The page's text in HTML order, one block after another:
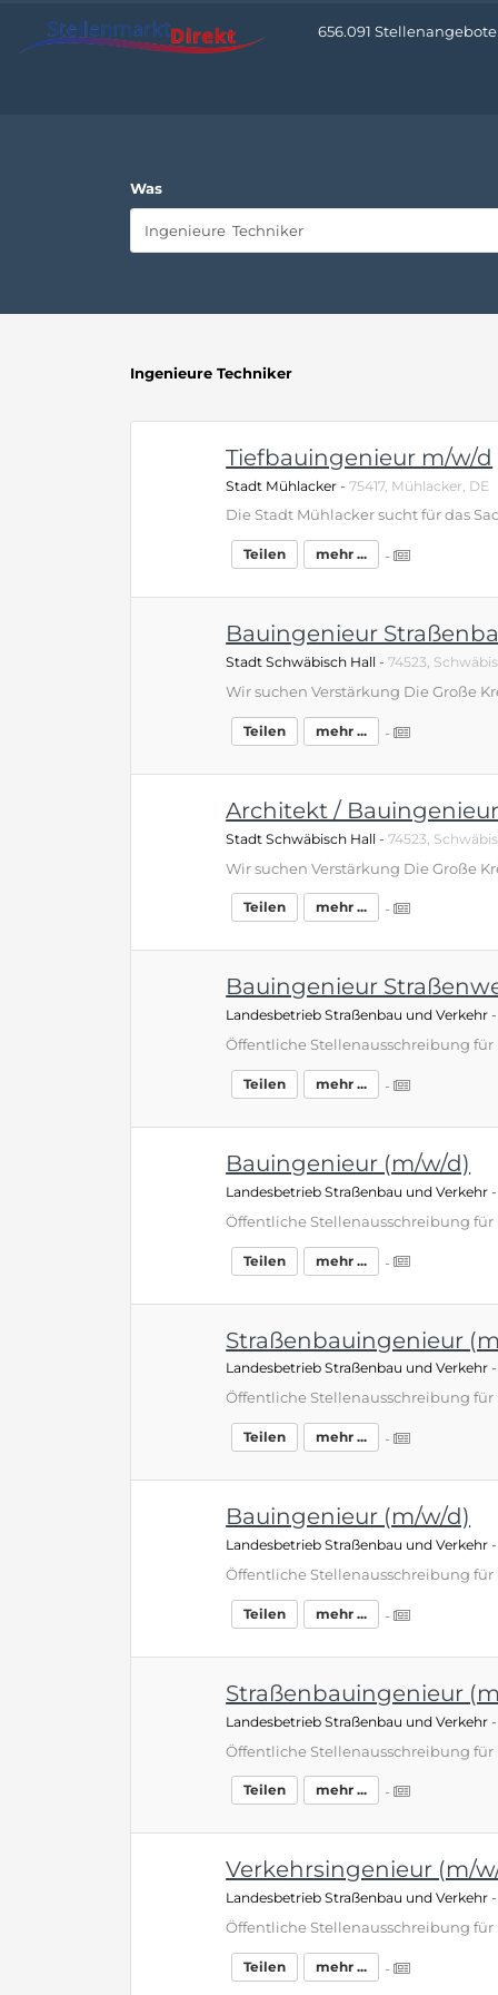
656.091 Stellenangebote
Was
Ingenieure Techniker
Tiefbauingenieur m/w/d
Stadt Mühlacker-75417, Mühlacker, DE
Teilen mehr ... -
Bauingenieur
Stadt Schwäbisch Hall-74523,
Teilen mehr ... -
Architekt /
Stadt Schwäbisch Hall-74523,
Teilen mehr ... -
Bauingenieur
Landesbetrieb Straßenbau und Verkehr
Teilen mehr ... -
Bauingenieur (m/w/d)
Landesbetrieb Straßenbau und Verkehr
Teilen mehr ... -
Straßenbauingenieur
Landesbetrieb Straßenbau und Verkehr
Teilen mehr ... -
Bauingenieur (m/w/d)
Landesbetrieb Straßenbau und Verkehr
Teilen mehr ... -
Straßenbauingenieur
Landesbetrieb Straßenbau und Verkehr
Teilen mehr ... -
Verkehrsingenieur (m/
Landesbetrieb Straßenbau und Verkehr
Teilen mehr ... -